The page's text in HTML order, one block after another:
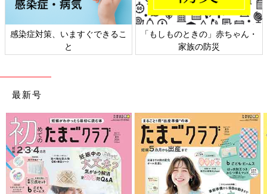
対策、いますぐできるこ
「もしものときの」赤ちゃん・
家族の防災
日本
最新号